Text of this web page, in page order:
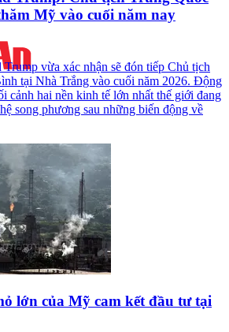
Mỹ vào cuối năm nay
vừa xác nhận sẽ đón tiếp Chủ tịch
tại Nhà Trắng vào cuối năm 2026. Động
cảnh hai nền kinh tế lớn nhất thế giới đang
song phương sau những biến động về
lớn của Mỹ cam kết đầu tư tại